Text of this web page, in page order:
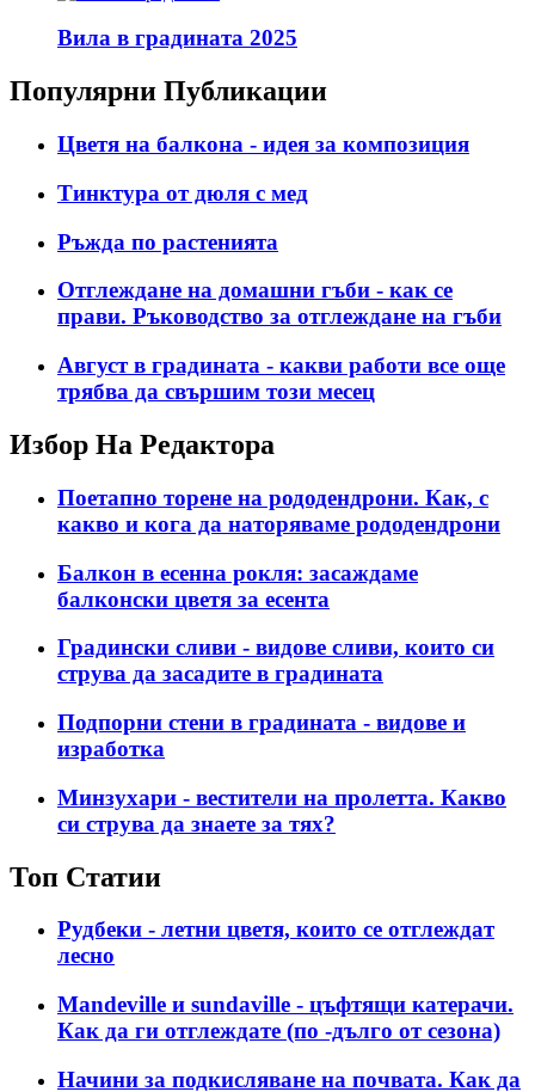
Вила в градината 2025
Популярни Публикации
Цветя на балкона - идея за композиция
Тинктура от дюля с мед
Ръжда по растенията
Отглеждане на домашни гъби - как се
прави. Ръководство за отглеждане на гъби
Август в градината - какви работи все още
трябва да свършим този месец
Избор На Редактора
Поетапно торене на рододендрони. Как, с
какво и кога да наторяваме рододендрони
Балкон в есенна рокля: засаждаме
балконски цветя за есента
Градински сливи - видове сливи, които си
струва да засадите в градината
Подпорни стени в градината - видове и
изработка
Минзухари - вестители на пролетта. Какво
си струва да знаете за тях?
Топ Статии
Рудбеки - летни цветя, които се отглеждат
лесно
Mandeville и sundaville - цъфтящи катерачи.
Как да ги отглеждате (по -дълго от сезона)
Начини за подкисляване на почвата. Как да